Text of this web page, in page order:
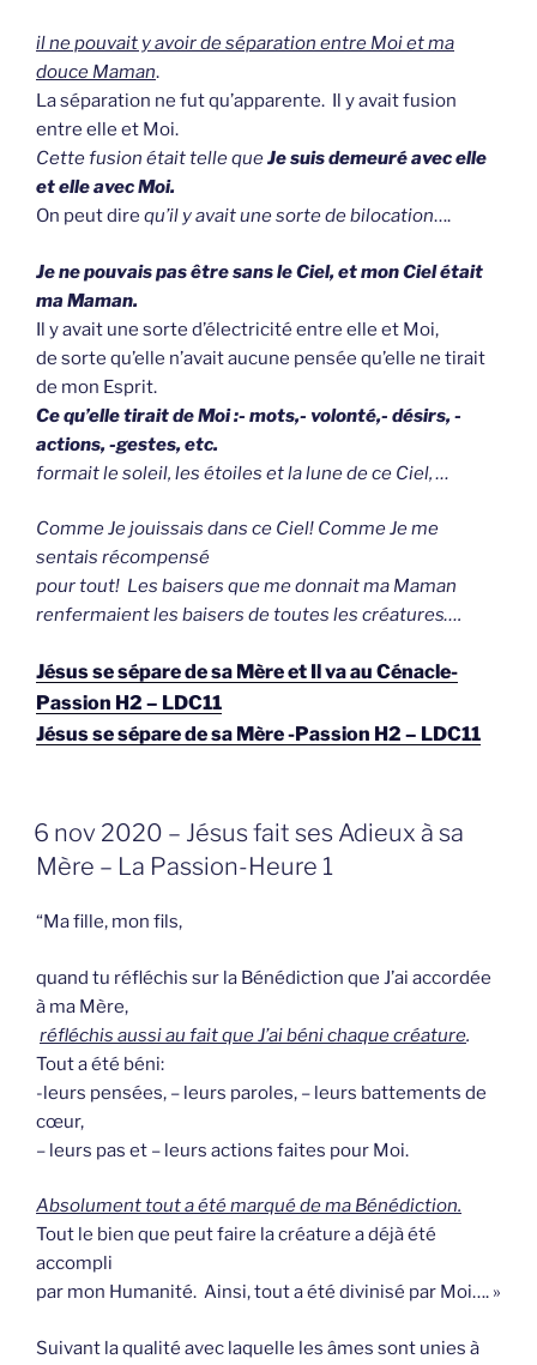
il ne pouvait y avoir de séparation entre Moi et ma
douce Maman.
La séparation ne fut qu’apparente. Il y avait fusion
entre elle et Moi.
Cette fusion était telle queJe suis demeuré avec elle
et elle avec Moi.
On peut dire qu’il y avait une sorte de bilocation….
Je ne pouvais pas être sans le Ciel, et mon Ciel était
ma Maman.
Il y avait une sorte d’électricité entre elle et Moi,
de sorte qu’elle n’avait aucune pensée qu’elle ne tirait
de mon Esprit.
Ce qu’elle tirait de Moi :- mots,- volonté,- désirs, -
actions, -gestes, etc.
formait le soleil, les étoiles et la lune de ce Ciel, …
Comme Je jouissais dans ce Ciel! Comme Je me
sentais récompensé
pour tout! Les baisers que me donnait ma Maman
renfermaient les baisers de toutes les créatures….
Jésus se sépare de sa Mère et Il va au Cénacle-
Passion H2 – LDC11
Jésus se sépare de sa Mère -Passion H2 – LDC11
GEPLAATST
OP
6 nov 2020 – Jésus fait ses Adieux à sa
Mère – La Passion-Heure 1
“Ma fille, mon fils,
quand tu réfléchis sur la Bénédiction que J’ai accordée
à ma Mère,
réfléchis aussi au fait que J’ai béni chaque créature.
Tout a été béni:
-leurs pensées, – leurs paroles, – leurs battements de
cœur,
– leurs pas et – leurs actions faites pour Moi.
Absolument tout a été marqué de ma Bénédiction.
Tout le bien que peut faire la créature a déjà été
accompli
par mon Humanité. Ainsi, tout a été divinisé par Moi…. »
Suivant la qualité avec laquelle les âmes sont unies à